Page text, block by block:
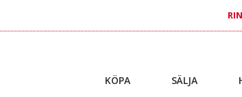
KÖPA SÄLJA